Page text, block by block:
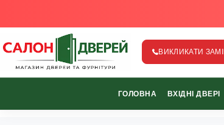
salon-dverey.com.ua - великий каталог дверей
ВИКЛИКАТИ
067-489-58-29
ГОЛОВНА ВХІДНІ ДВЕРІ